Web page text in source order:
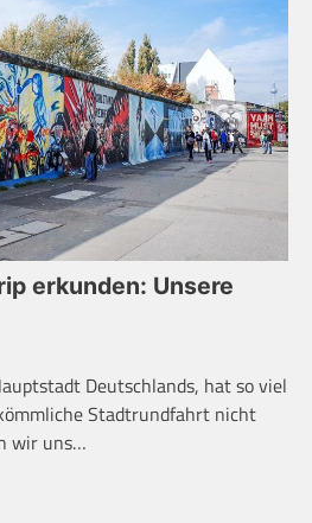
erkunden: Unsere
Deutschlands, hat so viel
Stadtrundfahrt nicht
wir uns…